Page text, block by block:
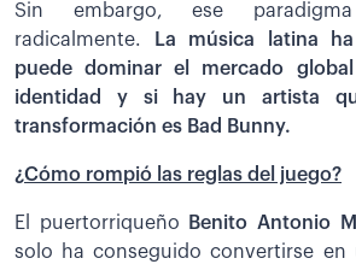
Sin embargo, ese
radicalmente.
La música latina
puede dominar el mercado
identidad y si hay un artista
transformación es Bad Bunny.
¿Cómo rompió las reglas del juego?
El puertorriqueño Benito Antonio
solo ha conseguido convertirse en